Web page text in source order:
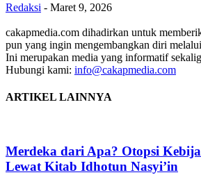
Redaksi - Maret 9, 2026
cakapmedia.com dihadirkan untuk
pun yang ingin mengembangkan diri
Ini merupakan media yang informatif
Hubungi kami: info@cakapmedia.com
ARTIKEL LAINNYA
Merdeka dari Apa? Otopsi
Lewat Kitab Idhotun Nasyi’in